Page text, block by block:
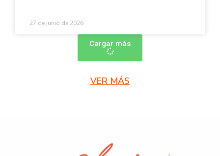
27 de junio de 2026
Cargar más
VER MÁS